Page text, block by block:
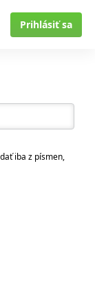
Prihlásiť sa
iba z písmen,